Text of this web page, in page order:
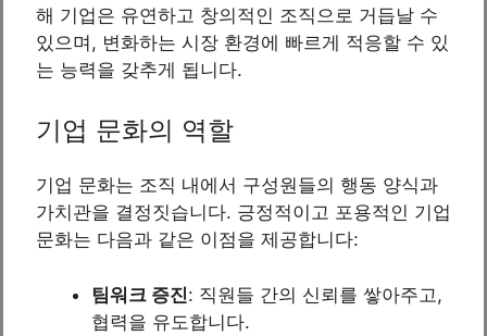
해 기업은 유연하고 창의적인 조직으로 거듭날 수
있으며, 변화하는 시장 환경에 빠르게 적응할 수 있
는 능력을 갖추게 됩니다.
기업 문화의 역할
기업 문화는 조직 내에서 구성원들의 행동 양식과
가치관을 결정짓습니다. 긍정적이고 포용적인 기업
문화는 다음과 같은 이점을 제공합니다:
팀워크 증진: 직원들 간의 신뢰를 쌓아주고,
협력을 유도합니다.